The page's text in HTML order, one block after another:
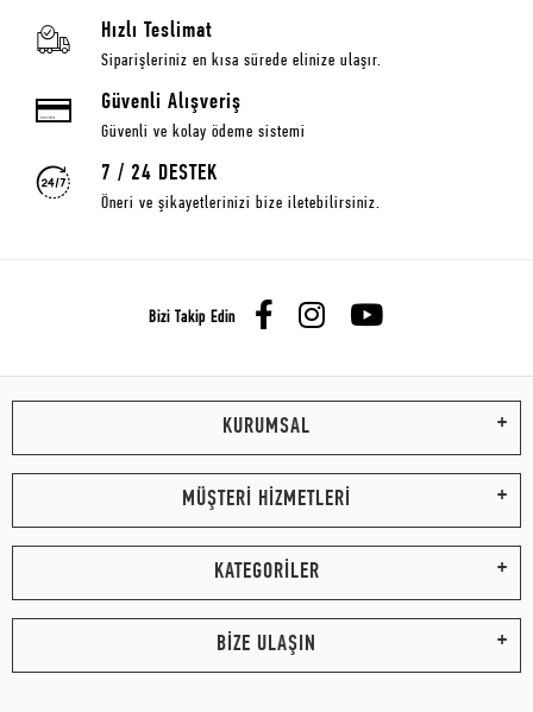
Hızlı Teslimat
Siparişleriniz en kısa sürede elinize ulaşır.
Güvenli Alışveriş
Güvenli ve kolay ödeme sistemi
7 / 24 DESTEK
Öneri ve şikayetlerinizi bize iletebilirsiniz.
Bizi Takip Edin
KURUMSAL
MÜŞTERİ HİZMETLERİ
KATEGORİLER
BİZE ULAŞIN